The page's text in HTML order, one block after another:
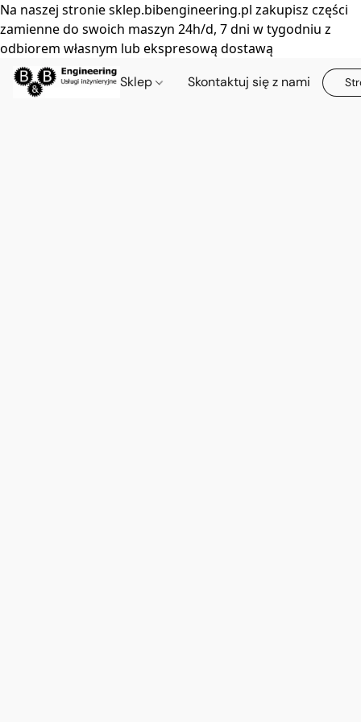
Na naszej stronie sklep.bibengineering.pl zakupisz części
zamienne do swoich maszyn 24h/d, 7 dni w tygodniu z
odbiorem własnym lub ekspresową dostawą
Sklep Skontaktuj się z nami